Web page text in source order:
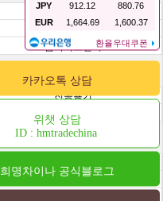
카카오톡 상담
위챗 상담
ID : hmtradechina
희명차이나 공식블로그
일반에센스
미니디스펜서
금속디스펜서
진공용기
주사기용기
크림용기